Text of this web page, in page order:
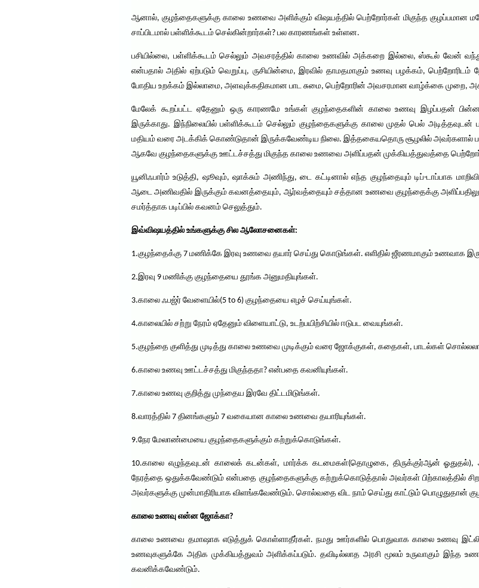
ஆனால், குழந்தைகளுக்கு காலை உணவை அளிக்கும் விஷயத்தில் பெற்றோர்கள் மிகுந்த
சாப்பிடமால் பள்ளிக்கூடம் செல்கின்றார்கள்? பல காரணங்கள் உள்ளன.
பசியில்லை, பள்ளிக்கூடம் செல்லும் அவசரத்தில் காலை உணவில் அக்கறை இல்லை, ஸ்கூல் வேன்
என்பதால் அதில் ஏற்படும் வெறுப்பு, ருசியின்மை, இரவில் தாமதமாகும் உணவு பழக்கம்,
போதிய உறக்கம் இல்லாமை, அளவுக்கதிகமான பாட சுமை, பெற்றோரின் அவசரமான வாழ்க்கை முறை,
மேலேக் கூறப்பட்ட ஏதேனும் ஒரு காரணமே உங்கள் குழந்தைகளின் காலை உணவு இழப்பதன்
இருக்காது. இந்நிலையில் பள்ளிக்கூடம் செல்லும் குழந்தைகளுக்கு காலை முதல் பெல்
மதியம் வரை அடக்கிக் கொண்டுதான் இருக்கவேண்டிய நிலை. இத்தகையதொரு சூழலில் அவர்களால்
ஆகவே குழந்தைகளுக்கு ஊட்டச்சத்து மிகுந்த காலை உணவை அளிப்பதன் முக்கியத்துவத்தை
யூனிஃபார்ம் உடுத்தி, ஷூவும், ஷாக்சும் அணிந்து, டை கட்டினால் எந்த குழந்தையும் டிப்-டாப்பாக
ஆடை அணிவதில் இருக்கும் கவனத்தையும், ஆர்வத்தையும் சத்தான உணவை குழந்தைக்கு
சமர்த்தாக படிப்பில் கவனம் செலுத்தும்.
இவ்விஷயத்தில் உங்களுக்கு சில ஆலோசனைகள்:
1.குழந்தைக்கு 7 மணிக்கே இரவு உணவை தயார் செய்து கொடுங்கள். எளிதில் ஜீரணமாகும் உணவாக
2.இரவு 9 மணிக்கு குழந்தையை தூங்க அனுமதியுங்கள்.
3.காலை ஃபஜ்ர் வேளையில்(5 to 6) குழந்தையை எழச் செய்யுங்கள்.
4.காலையில் சற்று நேரம் ஏதேனும் விளையாட்டு, உடற்பயிற்சியில் ஈடுபட வையுங்கள்.
5.குழந்தை குளித்து முடித்து காலை உணவை முடிக்கும் வரை ஜோக்குகள், கதைகள், பாடல்கள்
6.காலை உணவு ஊட்டச்சத்து மிகுந்ததா? என்பதை கவனியுங்கள்.
7.காலை உணவு குறித்து முந்தைய இரவே திட்டமிடுங்கள்.
8.வாரத்தில் 7 தினங்களும் 7 வகையான காலை உணவை தயாரியுங்கள்.
9.நேர மேலாண்மையை குழந்தைகளுக்கும் கற்றுக்கொடுங்கள்.
10.காலை எழுந்தவுடன் காலைக் கடன்கள், மார்க்க கடமைகள்(தொழுகை, திருக்குர்ஆன் ஓதுதல்),
நேரத்தை ஒதுக்கவேண்டும் என்பதை குழந்தைகளுக்கு கற்றுக்கொடுத்தால் அவர்கள் பிற்காலத்தில்
அவர்களுக்கு முன்மாதிரியாக விளங்கவேண்டும். சொல்வதை விட நாம் செய்து காட்டும் பொழுதுதான்
காலை உணவு என்ன ஜோக்கா?
காலை உணவை தமாஷாக எடுத்துக் கொள்ளாதீர்கள். நமது ஊர்களில் பொதுவாக காலை உணவு
உணவுகளுக்கே அதிக முக்கியத்துவம் அளிக்கப்படும். தவிடில்லாத அரசி மூலம் உருவாகும் இந்த
கவனிக்கவேண்டும்.